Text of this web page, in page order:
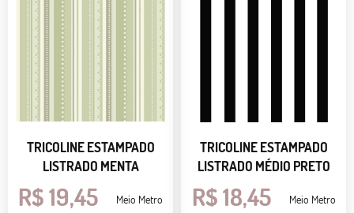
TRICOLINE ESTAMPADO
LISTRADO MENTA
R$ 19,45 Meio Metro
TRICOLINE ESTAMPADO
LISTRADO MÉDIO PRETO
R$ 18,45 Meio Metro